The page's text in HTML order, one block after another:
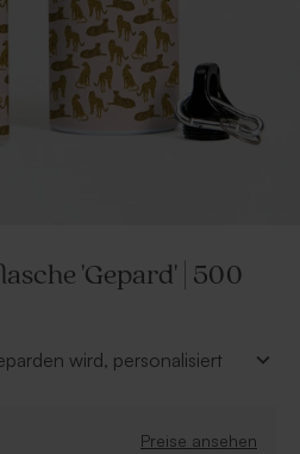
'Gepard' | 500
wird, personalisiert
Preise ansehen